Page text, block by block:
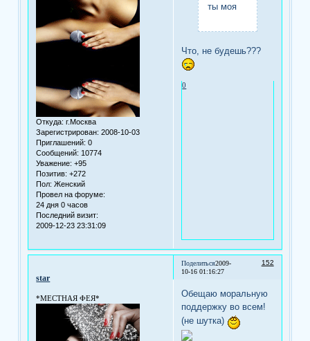
Откуда: г.Москва
Зарегистрирован: 2008-10-03
Приглашений: 0
Сообщений: 10774
Уважение: +95
Позитив: +272
Пол: Женский
Провел на форуме:
24 дня 0 часов
Последний визит:
2009-12-23 23:31:09
ты моя
Что, не будешь???
0
Поделиться 152
2009-
10-16 01:16:27
star
*МЕСТНАЯ ФЕЯ*
Обещаю моральную
поддержку во всем!
(не шутка)